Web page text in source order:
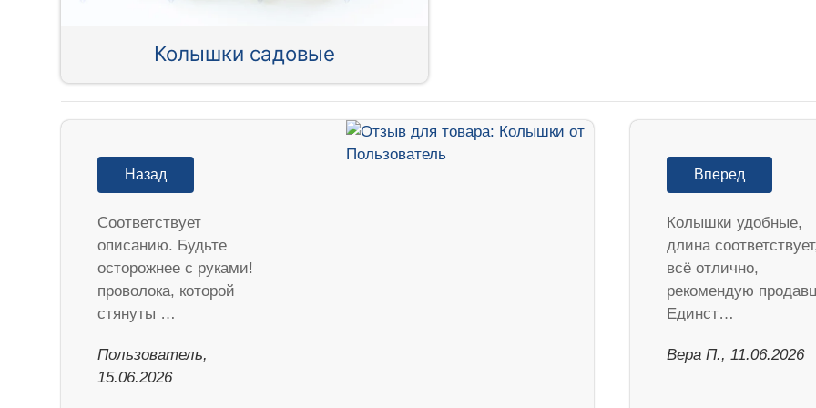
Колышки садовые
Назад
Соответствует
описанию. Будьте
осторожнее с руками!
проволока, которой
стянуты …
Пользователь,
15.06.2026
Вперед
Колышки удобные,
длина
всё отлично,
рекомендую
Единст…
Вера П., 11.06.2026